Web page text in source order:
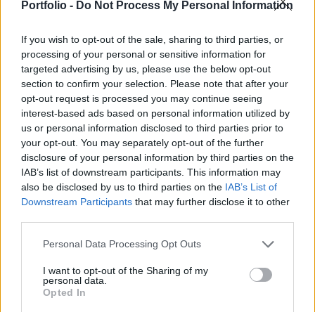
Portfolio - Do Not Process My Personal Information
If you wish to opt-out of the sale, sharing to third parties, or
processing of your personal or sensitive information for
targeted advertising by us, please use the below opt-out
section to confirm your selection. Please note that after your
opt-out request is processed you may continue seeing
interest-based ads based on personal information utilized by
us or personal information disclosed to third parties prior to
your opt-out. You may separately opt-out of the further
disclosure of your personal information by third parties on the
IAB’s list of downstream participants. This information may
also be disclosed by us to third parties on the IAB’s List of
Downstream Participants that may further disclose it to other
Personal Data Processing Opt Outs
I want to opt-out of the Sharing of my
personal data.
Opted In
del Capo keserű likőr tulajdonosa - írta az ESM
A várhatóan 2025 végéig lezáruló ügylet a Frattina grappa
és pezsgő üzletágat is magában foglalja. Az Aperol
gyártója ezzel a lépéssel portfóliójának egyszerűsítésére
törekszik, leválasztva a nem alapvető márkákat, hogy fő
szeszes ital üzletágára koncentrálhasson. A tranzakció
során egy új vállalatot hoznak létre a Cinzano és Frattina
üzletágak számára...
KEDVES OLVASÓNK!
A keresett cikk a portfolio.hu hírarchívumához
tartozik, melynek olvasása előfizetéses
Az előfizetés a következőket tartalmazza: